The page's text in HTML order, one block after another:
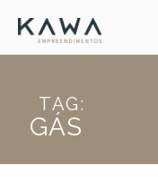
TAG:
GÁS